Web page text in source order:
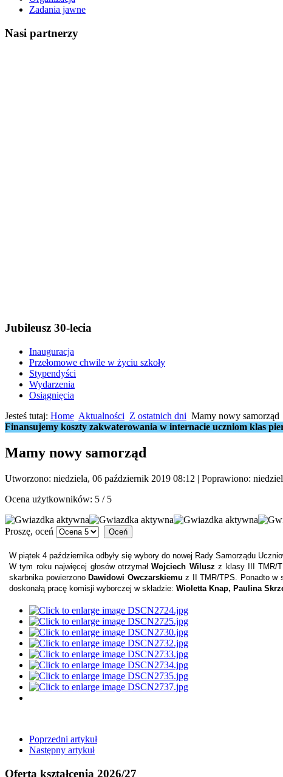
Zadania jawne
Nasi partnerzy
Jubileusz 30-lecia
Inauguracja
Przełomowe chwile w życiu szkoły
Stypendyści
Wydarzenia
Osiągnięcia
Jesteś tutaj: Home Aktualności Z ostatnich dni Mamy nowy samorząd
Finansujemy koszty zakwaterowania w internacie uczniom klas
Mamy nowy samorząd
Utworzono: niedziela, 06 październik 2019 08:12 | Poprawiono:
Ocena użytkowników: 5 / 5
Proszę, oceń
W piątek 4 października odbyły się wybory do nowej Rady Samorządu
W tym roku najwięcej głosów otrzymałWojciech Wilusz z klasy III TMR/
skarbnika powierzono Dawidowi Owczarskiemuz II TMR/TPS. Ponadto w
doskonałą pracę komisji wyborczej w składzie: Wioletta Knap, Paulina
Poprzedni artykuł
Następny artykuł
Oferta kształcenia 2026/27